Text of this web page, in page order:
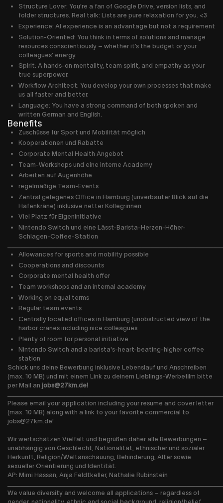
Structure Lover: You’re a fan of Google Drive, version lists, and
folder structures. Real talk: Lists are pure relaxation for you. <3
Experience: AI experience is an advantage but not a requirement
Solution-Oriented: You think in terms of solutions and manage
resources conscientiously – whether it’s the budget or your
colleagues’ energy.
Spirit: A hands-on mentality, team spirit, and empathy as your
true superpower.
Workflow Architect: You develop your own processes that make
us all faster and better.
Language: You have a strong command of both spoken and
written German and English.
Benefits
Zuschüsse für Sport und Mobilität möglich
Kooperationen und Rabatte
Corporate Mental Health Angebot
Team-Workshops und eine interne Academy
Arbeiten auf Augenhöhe
regelmäßige Team-Events
Zentral gelegenes Office in Hamburg (unverbauter Blick auf die
Hafenkräne) inklusive netter Kolleg:innen
Viel Platz für Eigeninitiative
Nintendo Switch und eine Lässt-Barista-Herzen-Höher-
Schlagen-Coffee-Station
Allowances for sports and mobility possible
Cooperations and discounts
Corporate mental health offer
Team workshops and an internal academy
Working on equal terms
Regular team events
Centrally located offices in Hamburg (unobstructed view of the
harbor cranes including nice colleagues
Plenty of room for personal initiative
Nintendo Switch and a barista's-heart-beating-higher coffee
station
Schick uns deine Bewerbung inklusive Lebenslauf und Anschreiben
(max. 10 MB) und mit einem Link zu deinem Lieblings-Werbefilm bitte
per Mail an jobs@27km.de!
Please email your application including your resume and cover letter
(max. 10 MB) along with a link to your favorite commercial to
jobs@27km.de!
Wir wertschätzen Vielfalt und begrüßen daher alle Bewerbungen –
unabhängig von Geschlecht, Nationalität, ethnischer und sozialer
Herkunft, Religion/Weltanschauung, Behinderung, Alter sowie
sexueller Orientierung und Identität.
AP: Mimi Hassan, Anja Feldtkeller, Nathalie Rubinstein
We value diversity and welcome all applications – regardless of